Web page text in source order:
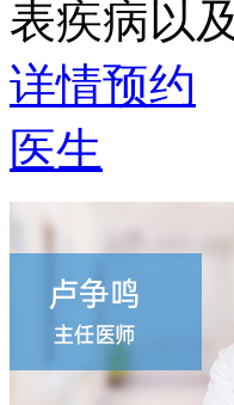
表疾病以
详情预约
医生